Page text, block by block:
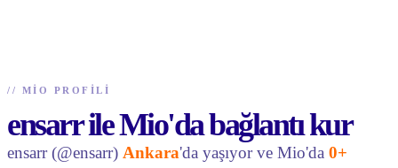
// MIO PROFILI
ensarr ile Mio'da bağlantı kur
ensarr (@ensarr) Ankara'da yaşıyor ve Mio'da 0+